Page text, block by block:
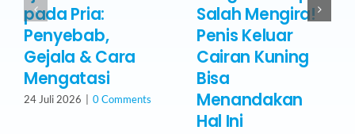
pada Pria:
Penyebab,
Gejala & Cara
Mengatasi
24 Juli 2026 0 Comments
Salah Mengira!
Penis Keluar
Cairan Kuning
Bisa
Menandakan
Hal Ini